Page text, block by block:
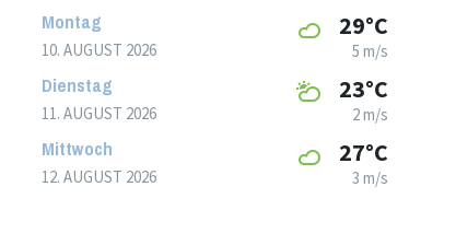
Montag
10. AUGUST 2026
29°C
5 m/s
Dienstag
11. AUGUST 2026
23°C
2 m/s
Mittwoch
12. AUGUST 2026
27°C
3 m/s